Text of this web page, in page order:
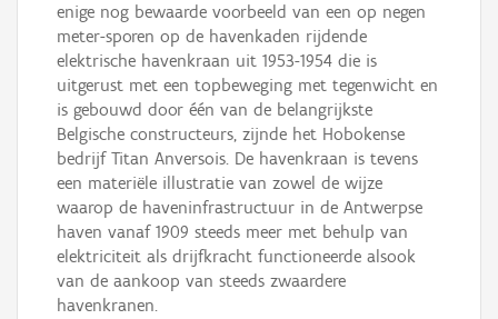
enige nog bewaarde voorbeeld van een op negen
meter-sporen op de havenkaden rijdende
elektrische havenkraan uit 1953-1954 die is
uitgerust met een topbeweging met tegenwicht en
is gebouwd door één van de belangrijkste
Belgische constructeurs, zijnde het Hobokense
bedrijf Titan Anversois. De havenkraan is tevens
een materiële illustratie van zowel de wijze
waarop de haveninfrastructuur in de Antwerpse
haven vanaf 1909 steeds meer met behulp van
elektriciteit als drijfkracht functioneerde alsook
van de aankoop van steeds zwaardere
havenkranen.